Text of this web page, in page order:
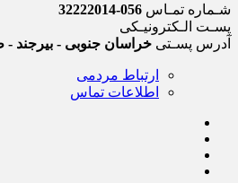
شـماره تمـاس 056-32222014
پسـت الـکترونیـکی
آدرس پسـتی خراسان جنوبی - بیرجند - طالقانی 11 -
ارتباط مردمی
اطلاعات تماس